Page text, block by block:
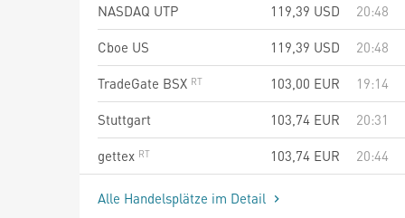
NASDAQ UTP
119,39 USD
20:48
Cboe US
119,39 USD
20:48
TradeGate BSX
103,00 EUR
19:14
Stuttgart
103,74 EUR
20:31
gettex
103,74 EUR 20:44
Alle Handelsplätze im Detail